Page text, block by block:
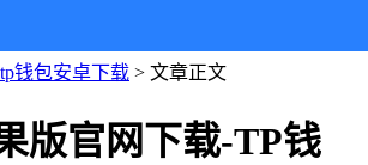
tp钱包安卓下载 > 文章正文
版官网下载-TP钱